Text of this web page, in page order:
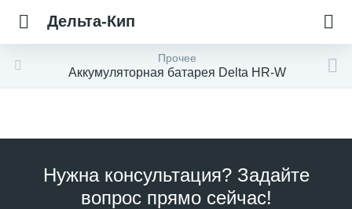
Дельта-Кип
Прочее
Аккумуляторная батарея Delta HR-W
Нужна консультация? Задайте
вопрос прямо сейчас!